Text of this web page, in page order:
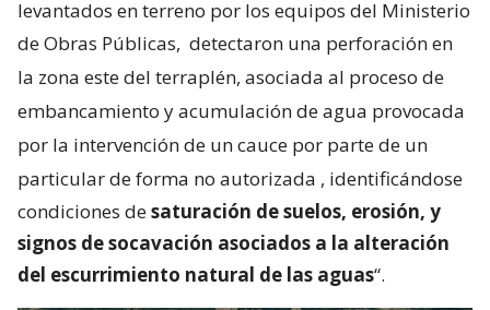
A través de un comunicado obtenido porRadio Bío
Bío, se informó que la medida se determinó luego
de una reunión de mesa técnica donde se analizó la
Castro.
A ello se suma la “evacuación preventiva de las
familias del sector La Chacra”.
Lo anterior, “debido a que los antecedentes